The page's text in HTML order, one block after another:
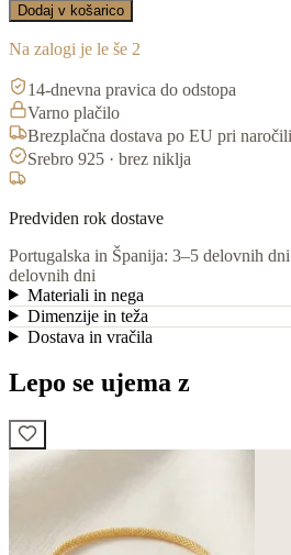
Dodaj v košarico
Na zalogi je le še 2
14-dnevna pravica do odstopa
Varno plačilo
Brezplačna dostava po EU pri
Srebro 925 · brez niklja
Predviden rok dostave
Portugalska in Španija: 3–5 delovnih dni
delovnih dni
Materiali in nega
Dimenzije in teža
Dostava in vračila
Lepo se ujema z